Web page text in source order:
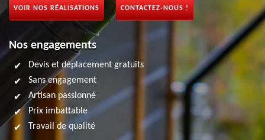
VOIR NOS RÉALISATIONS CONTACTEZ-NOUS !
Nos engagements
Devis et déplacement gratuits
Sans engagement
Artisan passionné
Prix imbattable
Travail de qualité